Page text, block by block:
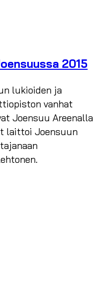
2015
lukioiden ja
vanhat
Joensuu Areenalla
laittoi Joensuun